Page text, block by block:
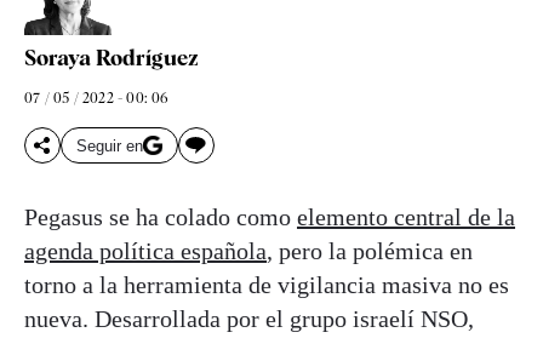
Soraya Rodríguez
07 / 05 / 2022 - 00: 06
Seguir en
Pegasus se ha colado como elemento central de la
agenda política española, pero la polémica en
torno a la herramienta de vigilancia masiva no es
nueva. Desarrollada por el grupo israelí NSO,